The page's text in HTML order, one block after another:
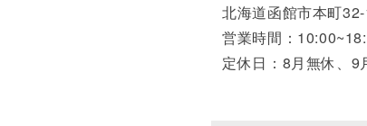
北海道函館市本町
営業時間：
定休日：8月無休、9